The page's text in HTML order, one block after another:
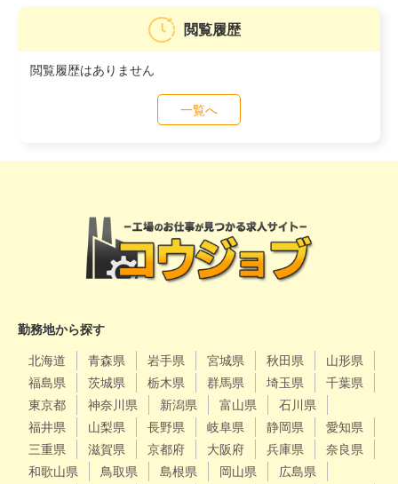
閲覧履歴
閲覧履歴はありません
一覧へ
勤務地から探す
北海道 青森県 岩手県 宮城県 秋田県
山形県
福島県
茨城県 栃木県 群馬県 埼玉県
千葉県
東京都
神奈川県 新潟県 富山県
石川県
福井県
山梨県 長野県 岐阜県 静岡県
愛知県
三重県
滋賀県 京都府 大阪府 兵庫県
奈良県
和歌山県
鳥取県 島根県 岡山県
広島県